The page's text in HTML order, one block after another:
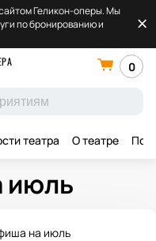
Геликон-оперы. Мы
по бронированию и
0
театра О театре
июль
на июль